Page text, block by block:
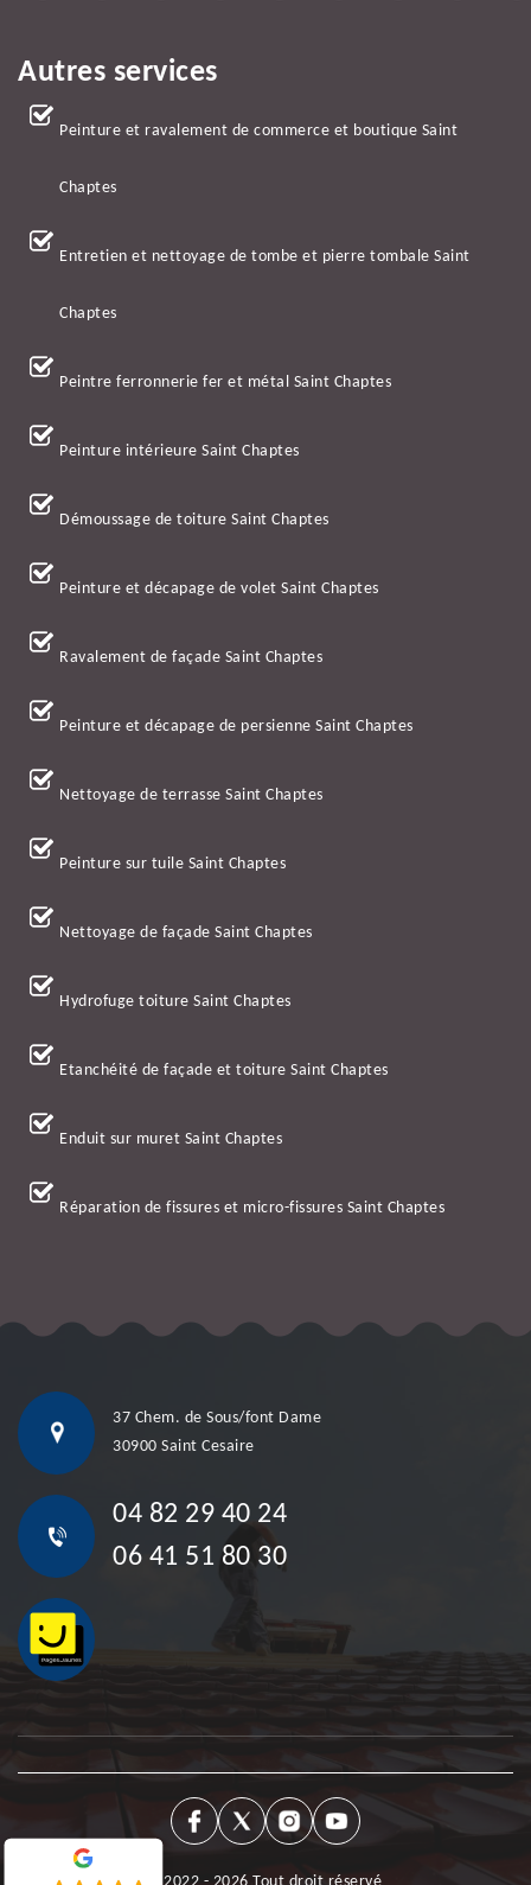
Autres services
Peinture et ravalement de commerce et boutique Saint
Chaptes
Entretien et nettoyage de tombe et pierre tombale Saint
Chaptes
Peintre ferronnerie fer et métal Saint Chaptes
Peinture intérieure Saint Chaptes
Démoussage de toiture Saint Chaptes
Peinture et décapage de volet Saint Chaptes
Ravalement de façade Saint Chaptes
Peinture et décapage de persienne Saint Chaptes
Nettoyage de terrasse Saint Chaptes
Peinture sur tuile Saint Chaptes
Nettoyage de façade Saint Chaptes
Hydrofuge toiture Saint Chaptes
Etanchéité de façade et toiture Saint Chaptes
Enduit sur muret Saint Chaptes
Réparation de fissures et micro-fissures Saint Chaptes
37 Chem. de Sous/font Dame
30900 Saint Cesaire
04 82 29 40 24
06 41 51 80 30